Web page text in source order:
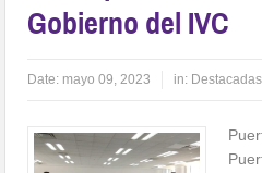
Gobierno del IVC
Date: mayo 09, 2023 in: Destacadas